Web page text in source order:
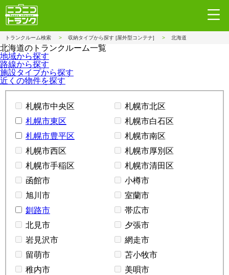
トランクルーム検索 収納タイプから探す [屋外型コンテナ] 北海道
北海道のトランクルーム一覧
地域から探す
路線から探す
施設タイプから探す
近くの物件を探す
札幌市中央区
札幌市北区
札幌市東区
札幌市白石区
札幌市豊平区
札幌市南区
札幌市西区
札幌市厚別区
札幌市手稲区
札幌市清田区
函館市
小樽市
旭川市
室蘭市
釧路市
帯広市
北見市
夕張市
岩見沢市
網走市
留萌市
苫小牧市
稚内市
美唄市